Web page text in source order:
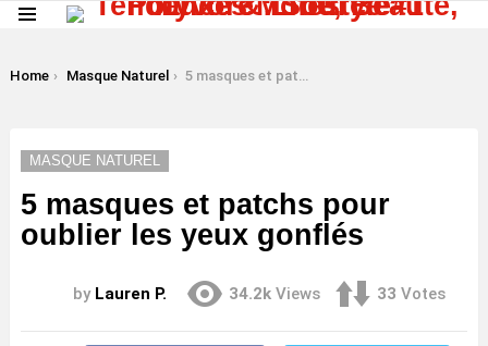
You are here:
Home Masque Naturel 5 masques et patchs pour oublier les yeux gonflés
MASQUE NATUREL
5 masques et patchs pour
oublier les yeux gonflés
by Lauren P. 34.2k Views 33 Votes